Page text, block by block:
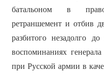
батальоном в
ретраншемент и отбив
разбитого незадолго
воспоминаниях
при Русской армии в